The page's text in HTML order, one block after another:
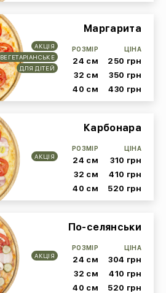
АКЦІЯ
ВЕГЕТАРІАНСЬКЕ
ДЛЯ ДІТЕЙ
Маргарита
РОЗМІР
24 см
ЦІНА
250 грн
32 см
350 грн
40 см
430 грн
АКЦІЯ
Карбонара
РОЗМІР
24 см
ЦІНА
310 грн
32 см
410 грн
40 см
520 грн
АКЦІЯ
По-селянськи
РОЗМІР
24 см
ЦІНА
304 грн
32 см
410 грн
40 см
520 грн